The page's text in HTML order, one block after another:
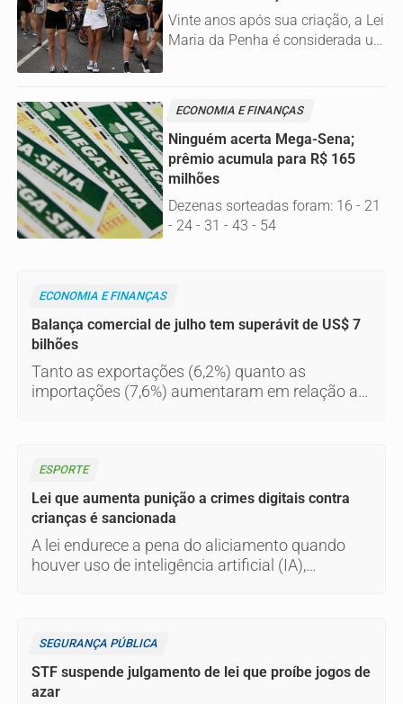
Vinte anos após sua criação, a Lei
Maria da Penha é considerada um
aplicação das medidas de
proteção. Casos de
descumprimento de medidas
protetivas e a persistência dos
altos índices de feminicídio
evidenciam os desafios para
ECONOMIA E FINANÇAS
Ninguém acerta Mega-Sena;
prêmio acumula para R$ 165
milhões
Dezenas sorteadas foram: 16 - 21
- 24 - 31 - 43 - 54
ECONOMIA E FINANÇAS
Balança comercial de julho tem superávit de US$ 7
bilhões
Tanto as exportações (6,2%) quanto as
importações (7,6%) aumentaram em relação ao
ESPORTE
Lei que aumenta punição a crimes digitais contra
crianças é sancionada
A lei endurece a pena do aliciamento quando
houver uso de inteligência artificial (IA),
SEGURANÇA PÚBLICA
STF suspende julgamento de lei que proíbe jogos de
azar